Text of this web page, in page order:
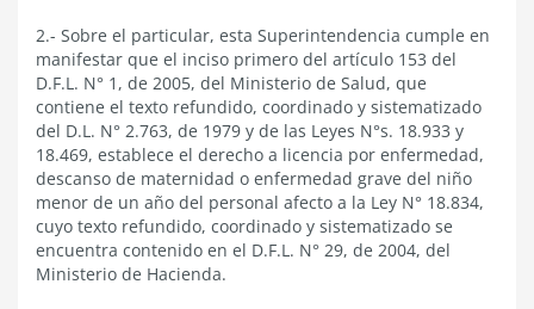
2.- Sobre el particular, esta Superintendencia cumple en
manifestar que el inciso primero del artículo 153 del
D.F.L. N° 1, de 2005, del Ministerio de Salud, que
contiene el texto refundido, coordinado y sistematizado
del D.L. N° 2.763, de 1979 y de las Leyes N°s. 18.933 y
18.469, establece el derecho a licencia por enfermedad,
descanso de maternidad o enfermedad grave del niño
menor de un año del personal afecto a la Ley N° 18.834,
cuyo texto refundido, coordinado y sistematizado se
encuentra contenido en el D.F.L. N° 29, de 2004, del
Ministerio de Hacienda.